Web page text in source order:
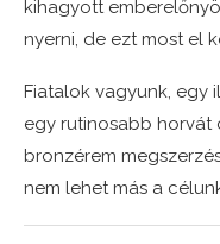
kihagyott
nyerni, de ezt most el
Fiatalok vagyunk, egy
egy rutinosabb horvát
bronzérem
nem lehet más a